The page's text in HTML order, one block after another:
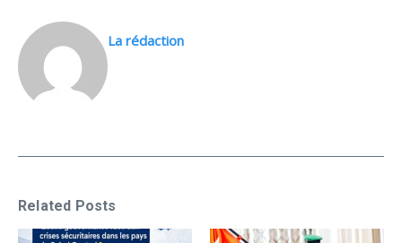
La rédaction
Related Posts